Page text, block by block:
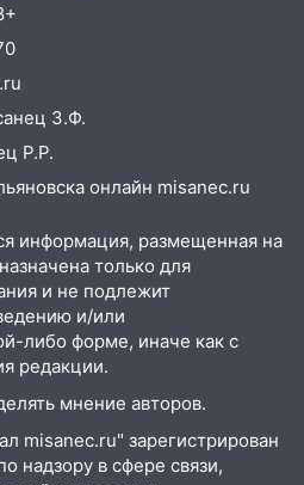
с ребёнком и
его: суд вынес
районе пожар
дачный дом и
ИИ будет выявлять
шахматистка
выиграла два
мира
З.Ф.
Р.Р.
онлайн misanec.ru
информация, размещенная на
только для
и не подлежит
и/или
либо форме, иначе как с
редакции.
мнение авторов.
misanec.ru" зарегистрирован
надзору в сфере связи,